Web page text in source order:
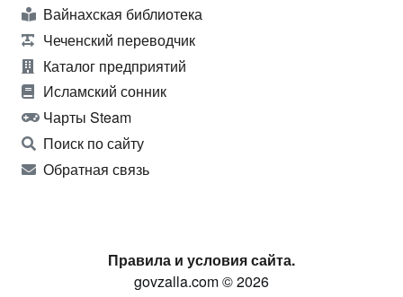
Вайнахская библиотека
Чеченский переводчик
Каталог предприятий
Исламский сонник
Чарты Steam
Поиск по сайту
Обратная связь
Правила и условия сайта.
govzalla.com © 2026